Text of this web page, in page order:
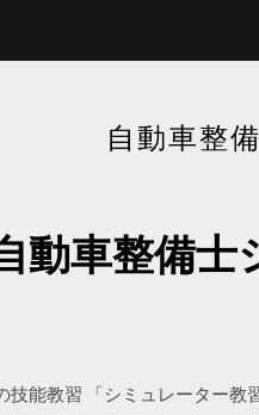
自動車整
動車整備士
技能教習 「シミュレーター教